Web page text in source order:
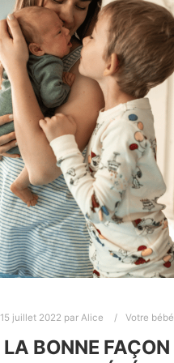
15 juillet 2022 parAlice Votre bébé
LA BONNE FAÇON